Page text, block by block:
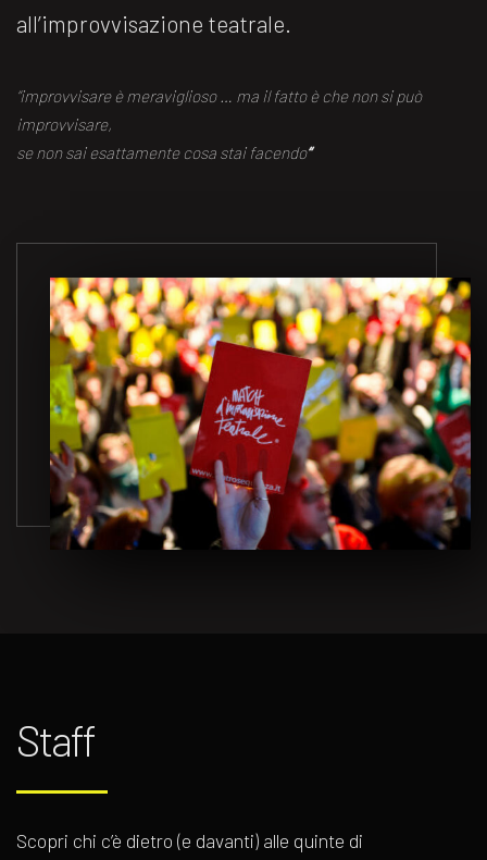
all’improvvisazione teatrale.
“improvvisare è meraviglioso … ma il fatto è che non si può
improvvisare,
se non sai esattamente cosa stai facendo“
Staff
Scopri chi c’è dietro (e davanti) alle quinte di